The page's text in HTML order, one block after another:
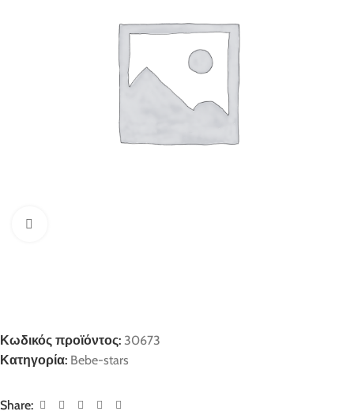
Κωδικός προϊόντος: 30673
Κατηγορία: Bebe-stars
Share: